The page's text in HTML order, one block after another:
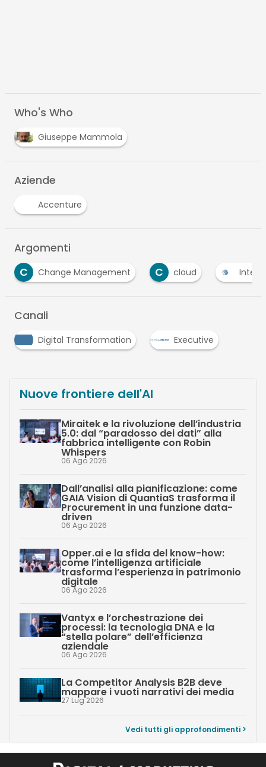
Who's Who
Giuseppe Mammola
Aziende
Accenture
Argomenti
C
cloud Intelligenza Artificiale
Canali
Digital Transformation Executive
Nuove frontiere dell'AI
Miraitek e la rivoluzione dell’industria
5.0: dal “paradosso dei dati” alla
fabbrica intelligente con Robin
Whispers
06 Ago 2026
Dall’analisi alla pianificazione: come
GAIA Vision di QuantiaS trasforma il
Procurement in una funzione data-
driven
06 Ago 2026
Opper.ai e la sfida del know-how:
come l’intelligenza artificiale
trasforma l’esperienza in patrimonio
digitale
06 Ago 2026
Vantyx e l’orchestrazione dei
processi: la tecnologia DNA e la
“stella polare” dell’efficienza
aziendale
06 Ago 2026
La Competitor Analysis B2B deve
mappare i vuoti narrativi dei media
27 Lug 2026
Vedi tutti gli approfondimenti >